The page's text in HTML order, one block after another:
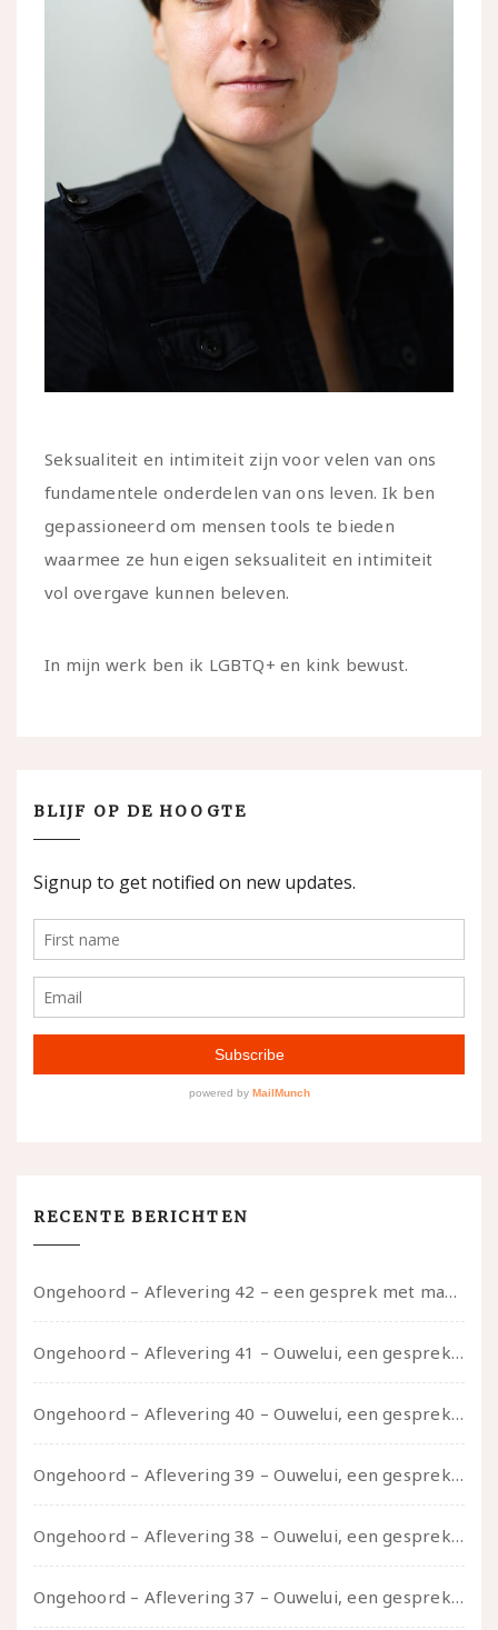
Seksualiteit en intimiteit zijn voor velen van ons
fundamentele onderdelen van ons leven. Ik ben
gepassioneerd om mensen tools te bieden
waarmee ze hun eigen seksualiteit en intimiteit
vol overgave kunnen beleven.
In mijn werk ben ik LGBTQ+ en kink bewust.
BLIJF OP DE HOOGTE
RECENTE BERICHTEN
Ongehoord – Aflevering 42 – een gesprek met marijn over seksueel opbloeien, het ouderschap uitvinden en verschillende leeftijden in je mee dragen
Ongehoord – Aflevering 41 – Ouwelui, een gesprek met Marcelle over polyamorie op latere leeftijd, (mantel)zorg voor je partners en seksueel plezier.
Ongehoord – Aflevering 40 – Ouwelui, een gesprek met Sadie Lune over vormende relaties en de geschiedenis van de queer pornobeweging
Ongehoord – Aflevering 39 – Ouwelui, een gesprek met Pepijn en Ivo over hun regenbooggezin, eigenzinnig ouder worden en Cruise Control
Ongehoord – Aflevering 38 – Ouwelui, een gesprek met vreer over behoefte aan geborgenheid en het behouden van je idealen
Ongehoord – Aflevering 37 – Ouwelui, een gesprek met non over seksualiteit, transitie en ageism